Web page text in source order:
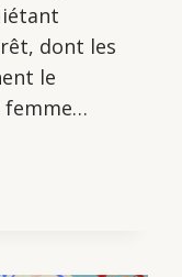
dont les
le
femme…